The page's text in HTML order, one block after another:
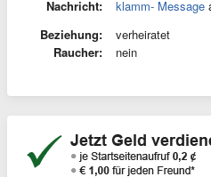
Nachricht: klamm- Message
Beziehung:
verheiratet
Raucher:
nein